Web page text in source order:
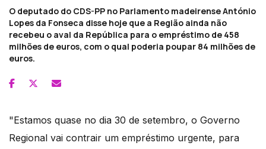
O deputado do CDS-PP no Parlamento madeirense António
Lopes da Fonseca disse hoje que a Região ainda não
recebeu o aval da República para o empréstimo de 458
milhões de euros, com o qual poderia poupar 84 milhões de
euros.
"Estamos quase no dia 30 de setembro, o Governo
Regional vai contrair um empréstimo urgente, para